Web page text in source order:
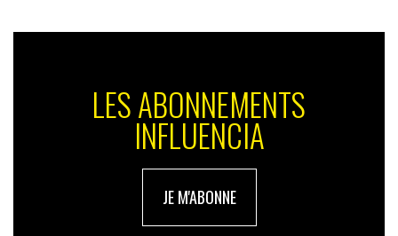
LES ABONNEMENTS
INFLUENCIA
JE M'ABONNE